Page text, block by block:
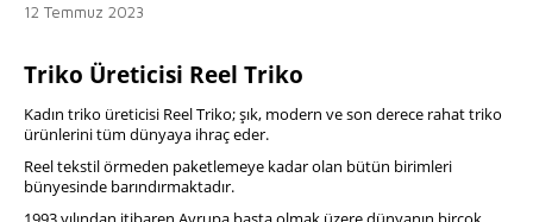
12 Temmuz 2023
Triko Üreticisi Reel Triko
Kadın triko üreticisi Reel Triko; şık, modern ve son derece rahat triko
ürünlerini tüm dünyaya ihraç eder.
Reel tekstil örmeden paketlemeye kadar olan bütün birimleri
bünyesinde barındırmaktadır.